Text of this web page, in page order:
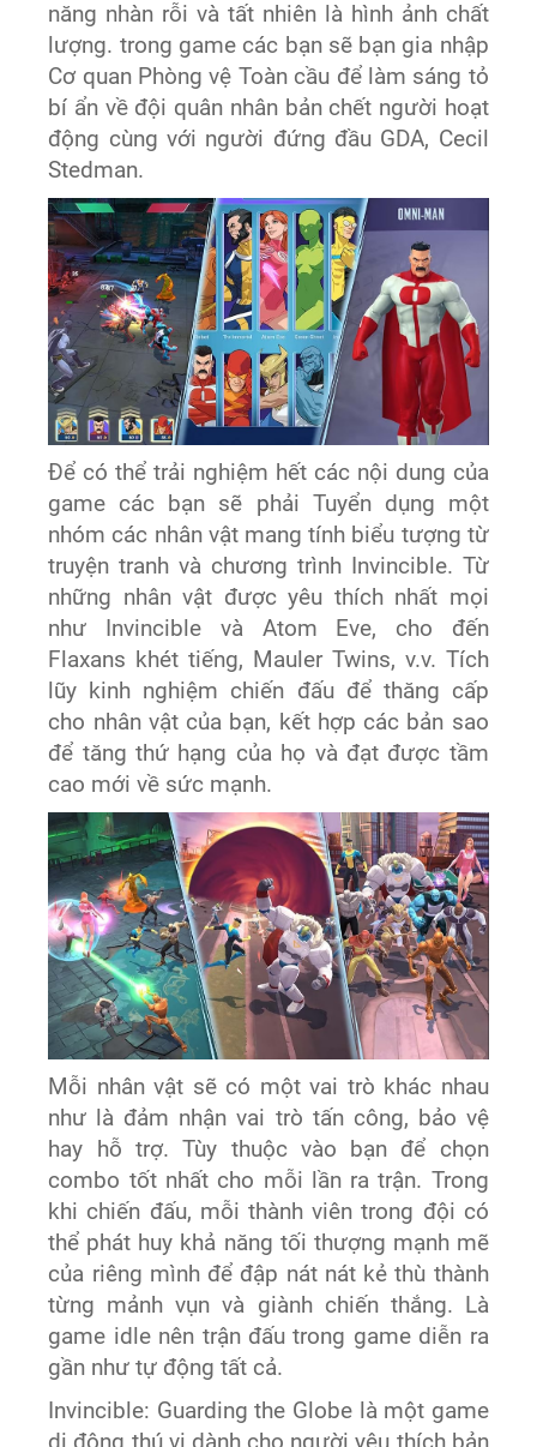
năng nhàn rỗi và tất nhiên là hình ảnh chất
lượng. trong game các bạn sẽ bạn gia nhập
Cơ quan Phòng vệ Toàn cầu để làm sáng tỏ
bí ẩn về đội quân nhân bản chết người hoạt
động cùng với người đứng đầu GDA, Cecil
Stedman.
Để có thể trải nghiệm hết các nội dung của
game các bạn sẽ phải Tuyển dụng một
nhóm các nhân vật mang tính biểu tượng từ
truyện tranh và chương trình Invincible. Từ
những nhân vật được yêu thích nhất mọi
như Invincible và Atom Eve, cho đến
Flaxans khét tiếng, Mauler Twins, v.v. Tích
lũy kinh nghiệm chiến đấu để thăng cấp
cho nhân vật của bạn, kết hợp các bản sao
để tăng thứ hạng của họ và đạt được tầm
cao mới về sức mạnh.
Mỗi nhân vật sẽ có một vai trò khác nhau
như là đảm nhận vai trò tấn công, bảo vệ
hay hỗ trợ. Tùy thuộc vào bạn để chọn
combo tốt nhất cho mỗi lần ra trận. Trong
khi chiến đấu, mỗi thành viên trong đội có
thể phát huy khả năng tối thượng mạnh mẽ
của riêng mình để đập nát nát kẻ thù thành
từng mảnh vụn và giành chiến thắng. Là
game idle nên trận đấu trong game diễn ra
gần như tự động tất cả.
Invincible: Guarding the Globe là một game